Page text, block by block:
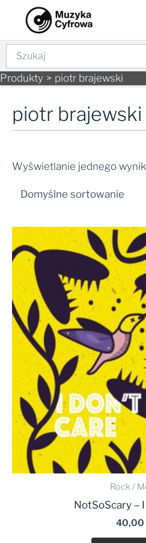
content
Szukaj
Produkty piotr brajewski
piotr brajewski
Wyświetlanie jednego
Rock /
NotSoScary –
40,00